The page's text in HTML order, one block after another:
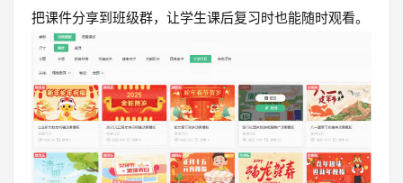
把课件分享到班级群，让学生课后复习时也能随时观看。